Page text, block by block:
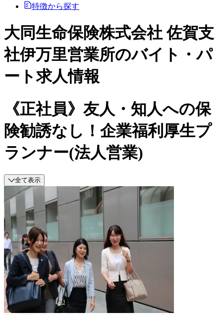
特徴から探す
大同生命保険株式会社 佐賀支
社伊万里営業所のバイト・パ
ート求人情報
《正社員》友人・知人への保
険勧誘なし！企業福利厚生プ
ランナー(法人営業)
全て表示